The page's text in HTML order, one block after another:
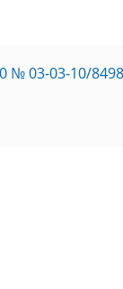
№ 03-03-10/